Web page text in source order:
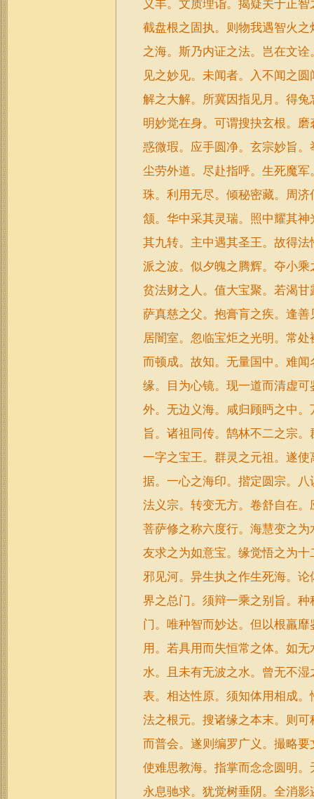
义丰。文质理诣。揭疑关于正
截盘根之固执。则物我遇智火
之海。斯乃内证之法。岂在文
见之妙见。未闻者。入不闻之
解之大解。所冀因指见月。得
明妙觉在身。可谓搜抉玄根。
惑微瑕。应手圆净。玄宗妙旨
尘劳外道。尽赴指呼。生死魔
珠。利用无尽。倾秘密藏。周
颔。华中采其灵瑞。照中耀其
其九转。主中遇其圣王。故得
派之波。似夕魄之腾辉。夺小
贫法财之人。值大宝聚。若渴
萨真慈之父。抱膏肓之疾。逢
居闇室。忽临宝炬之光明。常
而顿成。故知。无量国中。难
缘。目为心镜。现一道而清虚
外。无边义海。咸归顾眄之中
旨。诸祖同传。鹄林不二之宗
一字之宝王。群灵之元祖。遂
据。一心之海印。揩定圆宗。
法义宗。转变无方。卷舒自在
菩萨修之称六度行。海慧变之
友求之为如意宝。缘觉悟之为
邪见河。异生执之作生死海。
界之总门。须辩一乘之别旨。
门。唯种智而妙达。但以根羸
用。若具用而失恒常之体。如
水。且未有无波之水。曾无不
表。相达性原。须知体用相成
法之根元。搜诸缘之本末。则
而普会。遂则编罗广义。撮略
使难思教海。指掌而念念圆明
永息驰求。犹觉树垂阴。全消